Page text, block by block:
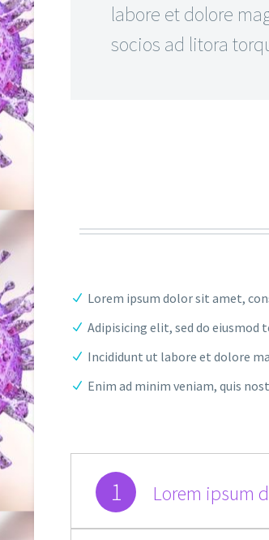
labore et dolore
socios ad litora
Lorem ipsum dolor sit amet,
Adipisicing elit, sed do eiusmod
Incididunt ut labore et dolore
Enim ad minim veniam, quis
1 Lorem ipsum